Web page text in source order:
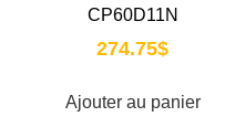
CP60D11N
274.75$
Ajouter au panier